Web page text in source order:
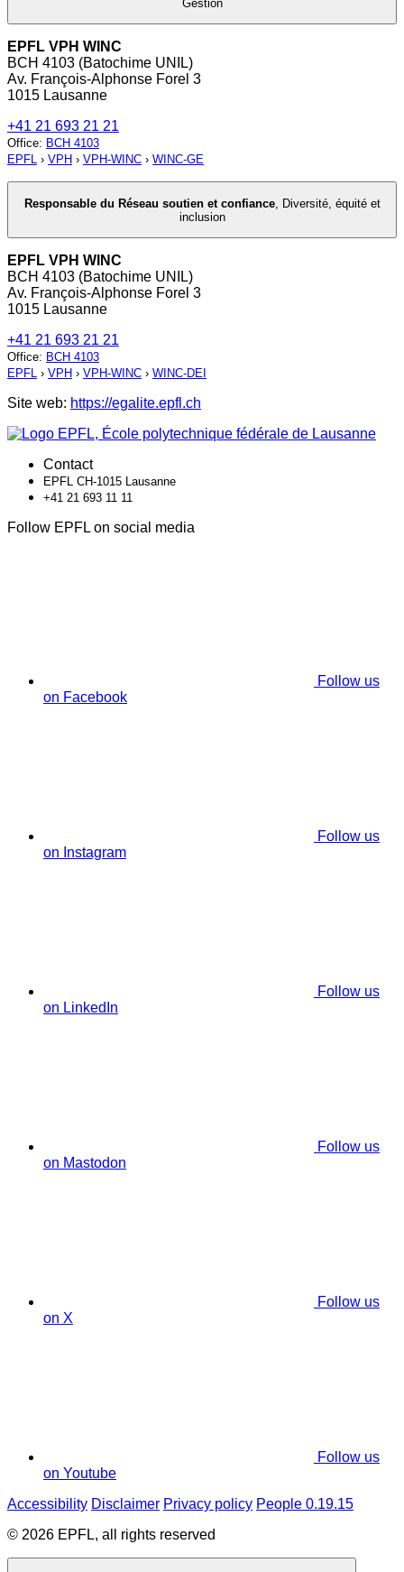
Gestion
EPFL VPH WINC
BCH 4103 (Batochime UNIL)
Av. François-Alphonse Forel 3
1015 Lausanne
+41 21 693 21 21
Office: BCH 4103
EPFL › VPH › VPH-WINC › WINC-GE
Responsable du Réseau soutien et confiance, Diversité, équité et
inclusion
EPFL VPH WINC
BCH 4103 (Batochime UNIL)
Av. François-Alphonse Forel 3
1015 Lausanne
+41 21 693 21 21
Office: BCH 4103
EPFL
› VPH › VPH-WINC › WINC-DEI
Site web: https://egalite.epfl.ch
Contact
EPFL CH-1015 Lausanne
+41 21 693 11 11
Follow EPFL on social media
Follow us
on Facebook
Follow us
on Instagram
Follow us
on LinkedIn
Follow us
on Mastodon
Follow us
on X
Follow us
on Youtube
Accessibility Disclaimer Privacy policy People 0.19.15
© 2026 EPFL, all rights reserved